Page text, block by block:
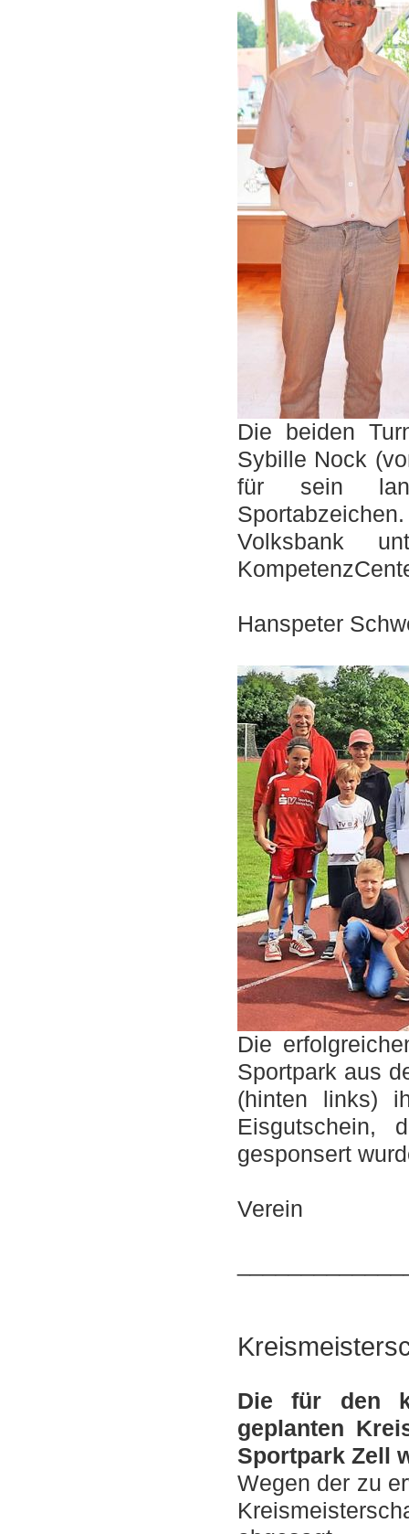
Die beiden
Sybille Nock
für sein
Volksbank
Hanspeter
Die
Sportpark aus
(hinten links)
Eisgutschein,
gesponsert
Verein
Die für den
geplanten
Sportpark Zell
Wegen der zu